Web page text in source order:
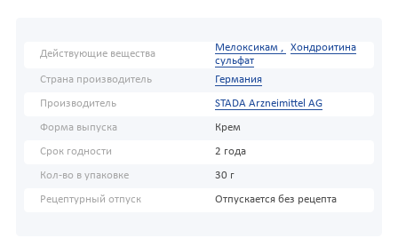
Действующие вещества
Мелоксикам ,
Хондроитина
сульфат
Страна производитель
Германия
Производитель STADA Arzneimittel AG
Форма выпуска Крем
Срок годности 2 года
Кол-во в упаковке 30 г
Рецептурный отпуск Отпускается без рецепта